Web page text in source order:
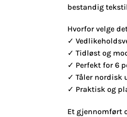
bestandig
Hvorfor velge
✓
✓ Tidløst og
✓ Perfekt for 6
✓ Tåler nordisk
✓ Praktisk og
Et gjennomført